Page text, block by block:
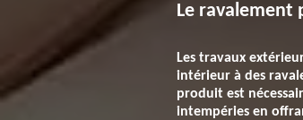
Le
Les travaux
intérieur à des
produit est
intempéries en